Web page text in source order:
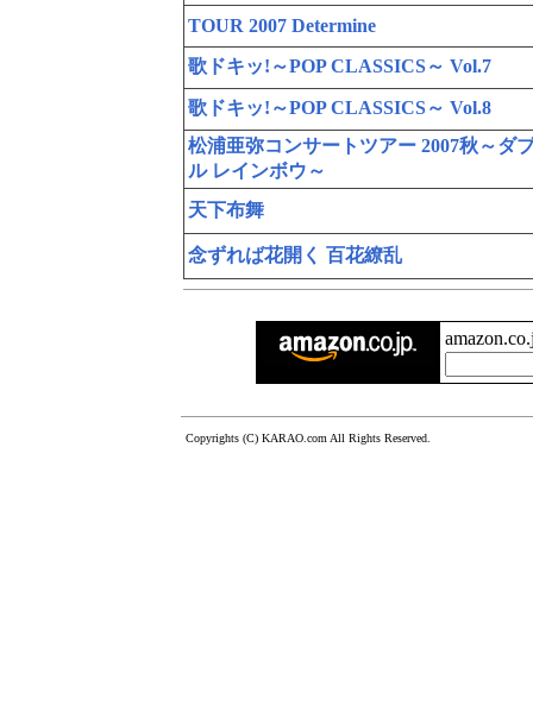
TOUR 2007 Determine
歌ドキッ!～POP CLASSICS～ Vol.7
歌ドキッ!～POP CLASSICS～ Vol.8
松浦亜弥コンサートツアー 2007秋～ダ
ル レインボウ～
天下布舞
念ずれば花開く 百花繚乱
Copyrights (C) KARAO.com All Rights Reserved.